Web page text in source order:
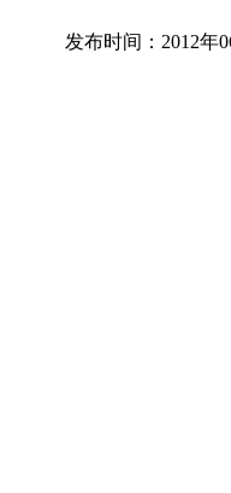
发布时间：2012年